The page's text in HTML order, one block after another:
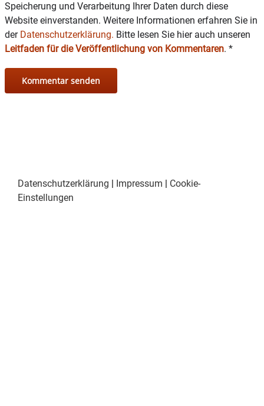
Speicherung und Verarbeitung Ihrer Daten durch diese
Website einverstanden. Weitere Informationen erfahren Sie in
der Datenschutzerklärung. Bitte lesen Sie hier auch unseren
Leitfaden für die Veröffentlichung von Kommentaren. *
Datenschutzerklärung Impressum
Cookie-
Einstellungen